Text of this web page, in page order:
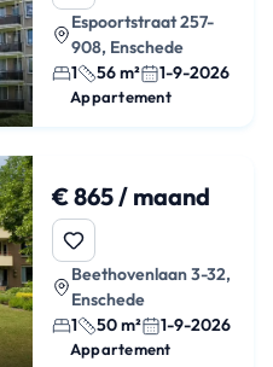
Espoortstraat 257-
908, Enschede
1
56 m² 1-9-2026
Appartement
€ 865 / maand
Beethovenlaan 3-32,
Enschede
1
50 m² 1-9-2026
Appartement